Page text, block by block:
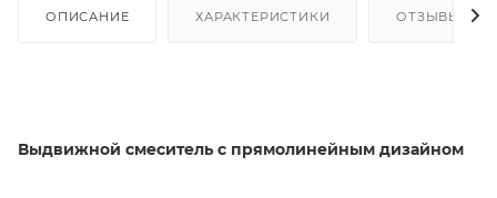
ОПИСАНИЕ ХАРАКТЕРИСТИКИ ОТЗЫВЫ
Выдвижной смеситель с прямолинейным дизайном